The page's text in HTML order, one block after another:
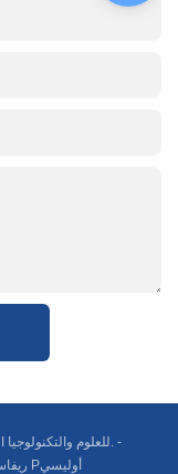
حقوق الطبع والنشر © 2024 شركة Fgi للعلوم والتكنولوجيا المحدودة. -
Pريفاسي Pأوليسي